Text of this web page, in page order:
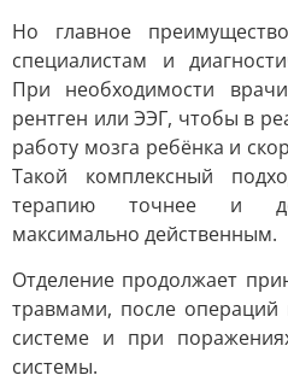
Но главное
специалистам и
При необходимости
рентген или ЭЭГ, чтобы в
работу мозга ребёнка и
Такой комплексный
терапию точнее и
максимально действенным.
Отделение продолжает
травмами, после операций
системе и при
системы.